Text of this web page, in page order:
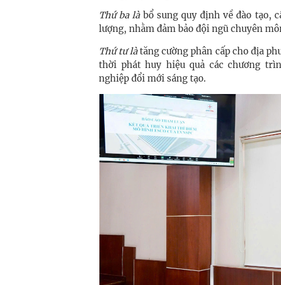
Thứ ba làbổ sung quy định về đào tạo,
lượng, nhằm đảm bảo đội ngũ chuyên
Thứ tư làtăng cường phân cấp cho địa
thời phát huy hiệu quả các chương
nghiệp đổi mới sáng tạo.